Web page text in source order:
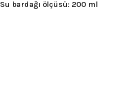
Su bardağı ölçüsü: 200 ml